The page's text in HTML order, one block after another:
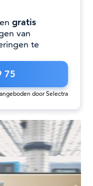
gratis
van
te
75
door Selectra